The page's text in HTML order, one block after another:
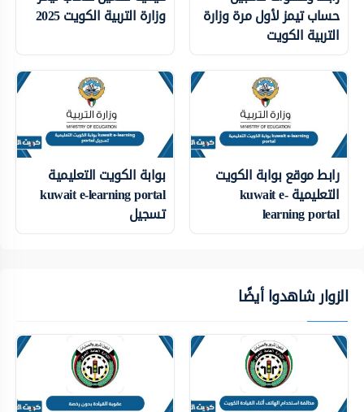
حساب تيمز لأول مرة وزارة
التربية الكويت
وزارة التربية الكويت 2025
رابط موقع بوابة الكويت
التعليمية kuwait e-
learning portal
بوابة الكويت التعليمية
kuwait e-learning portal
تسجيل
الزوار شاهدوا أيضًا